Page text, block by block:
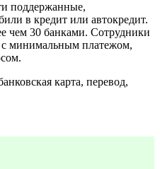
поддержанные,
в кредит или автокредит.
чем 30 банками. Сотрудники
минимальным платежом,
карта, перевод,